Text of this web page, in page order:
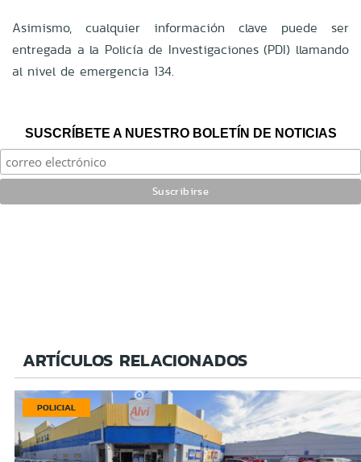
Asimismo, cualquier información clave puede ser
entregada a la Policía de Investigaciones (PDI) llamando
al nivel de emergencia 134.
SUSCRÍBETE A NUESTRO BOLETÍN DE NOTICIAS
ARTÍCULOS RELACIONADOS
POLICIAL